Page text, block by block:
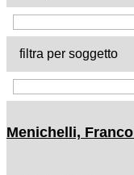
filtra per soggetto
Menichelli, Franco